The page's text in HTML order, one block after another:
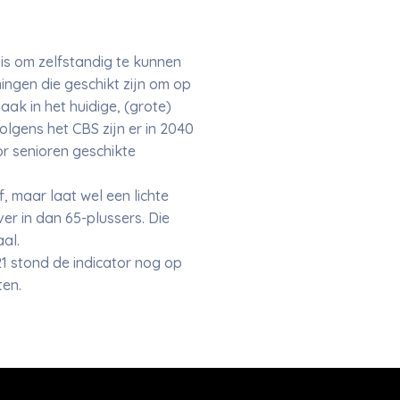
om zelfstandig te kunnen
die geschikt zijn om op
in het huidige, (grote)
het CBS zijn er in 2040
senioren geschikte
maar laat wel een lichte
in dan 65-plussers. Die
stond de indicator nog op